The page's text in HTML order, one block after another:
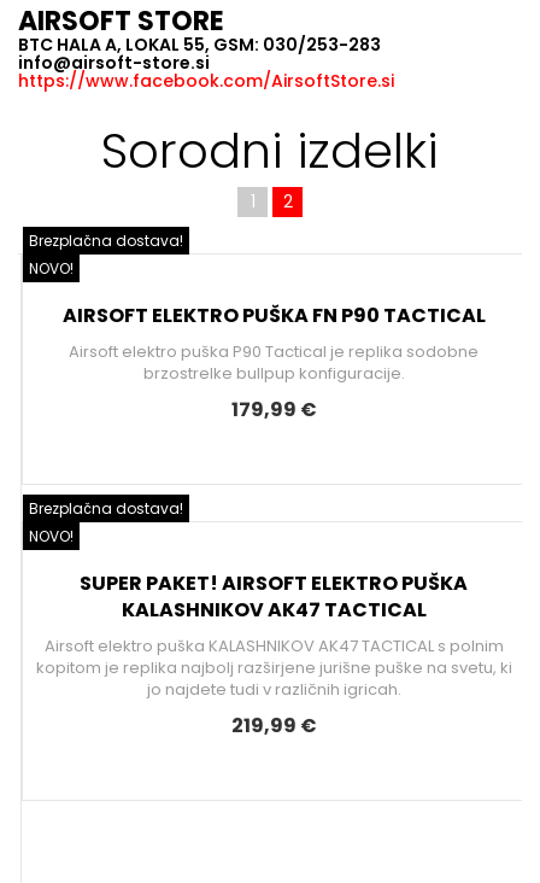
AIRSOFT STORE
BTC HALA A, LOKAL 55, GSM: 030/253-283
info@airsoft-store.si
https://www.facebook.com/AirsoftStore.si
Sorodni izdelki
1 2
NOVO!
Brezplačna dostava!
AIRSOFT ELEKTRO PUŠKA FN P90 TACTICAL
Airsoft elektro puška P90 Tactical je replika sodobne
brzostrelke bullpup konfiguracije.
179,99 €
NOVO!
Brezplačna dostava!
SUPER PAKET! AIRSOFT ELEKTRO PUŠKA
KALASHNIKOV AK47 TACTICAL
Airsoft elektro puška KALASHNIKOV AK47 TACTICAL s polnim
kopitom je replika najbolj razširjene jurišne puške na svetu, ki
jo najdete tudi v različnih igricah.
219,99 €